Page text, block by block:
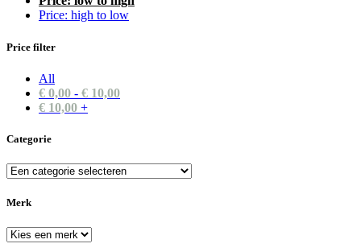
Price: high to low
Price filter
All
€ 0,00 - € 10,00
€ 10,00 +
Categorie
Merk